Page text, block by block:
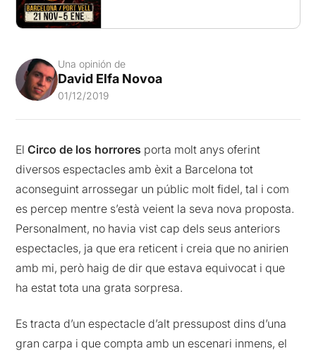
Una opinión de
David Elfa Novoa
01/12/2019
ElCirco de los horrores porta molt anys oferint
diversos espectacles amb èxit a Barcelona tot
aconseguint arrossegar un públic molt fidel, tal i com
es percep mentre s’està veient la seva nova proposta.
Personalment, no havia vist cap dels seus anteriors
espectacles, ja que era reticent i creia que no anirien
amb mi, però haig de dir que estava equivocat i que
ha estat tota una grata sorpresa.
Es tracta d’un espectacle d’alt pressupost dins d’una
gran carpa i que compta amb un escenari inmens, el